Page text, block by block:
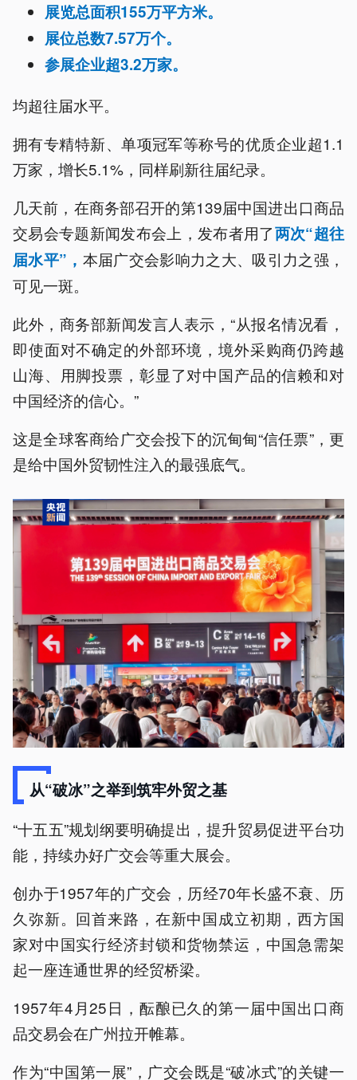
展览总面积155万平方米。
展位总数7.57万个。
参展企业超3.2万家。
均超往届水平。
拥有专精特新、单项冠军等称号的优质企业超1.1
万家，增长5.1%，同样刷新往届纪录。
几天前，在商务部召开的第139届中国进出口商品
交易会专题新闻发布会上，发布者用了两次“超往
届水平”， 本届广交会影响力之大、吸引力之强，
可见一斑。
此外，商务部新闻发言人表示，“从报名情况看，
即使面对不确定的外部环境，境外采购商仍跨越
山海、用脚投票，彰显了对中国产品的信赖和对
中国经济的信心。”
这是全球客商给广交会投下的沉甸甸“信任票”，更
是给中国外贸韧性注入的最强底气。
从“破冰”之举到筑牢外贸之基
“十五五”规划纲要明确提出，提升贸易促进平台功
能，持续办好广交会等重大展会。
创办于1957年的广交会，历经70年长盛不衰、历
久弥新。回首来路，在新中国成立初期，西方国
家对中国实行经济封锁和货物禁运，中国急需架
起一座连通世界的经贸桥梁。
1957年4月25日，酝酿已久的第一届中国出口商
品交易会在广州拉开帷幕。
作为“中国第一展”，广交会既是“破冰式”的关键一